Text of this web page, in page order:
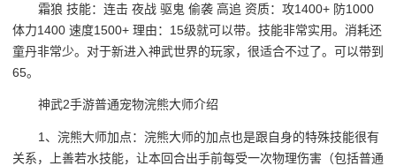
霜狼 技能：连击 夜战 驱鬼 偷袭 高追 资质：攻1400+ 防1000
体力1400 速度1500+ 理由：15级就可以带。技能非常实用。消耗还
童丹非常少。对于新进入神武世界的玩家，很适合不过了。可以带到
65。
神武2手游普通宠物浣熊大师介绍
1、浣熊大师加点：浣熊大师的加点也是跟自身的特殊技能很有
关系，上善若水技能，让本回合出手前每受一次物理伤害（包括普通